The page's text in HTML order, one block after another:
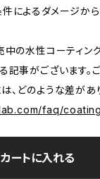
によるダメージから
中の水性コーティン
記事がございます。
、どのような差があ
faq/
カートに入れる